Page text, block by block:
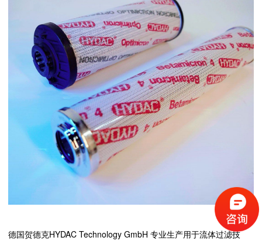
德国贺德克HYDAC Technology GmbH 专业生产用于流体过滤技